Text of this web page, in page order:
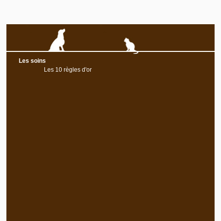
Les soins
Les 10 règles d'or